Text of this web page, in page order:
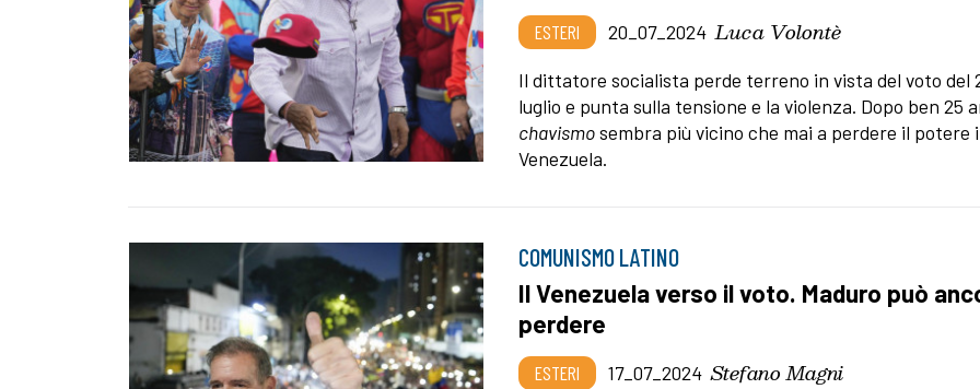
ESTERI 20_07_2024 Luca Volontè
Il dittatore socialista perde terreno in vista del voto del
luglio e punta sulla tensione e la violenza. Dopo ben 25
chavismosembra più vicino che mai a perdere il potere
Venezuela.
COMUNISMO LATINO
Il Venezuela verso il voto. Maduro può
perdere
ESTERI 17_07_2024 Stefano Magni